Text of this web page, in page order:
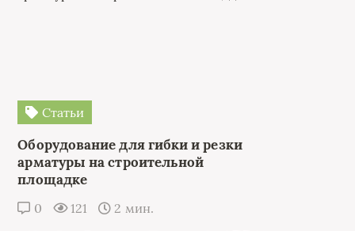
Статьи
Оборудование для гибки и резки
арматуры на строительной
площадке
0 121 2 мин.